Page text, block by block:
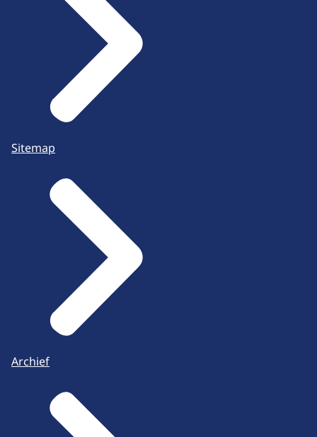
Sitemap
Archief